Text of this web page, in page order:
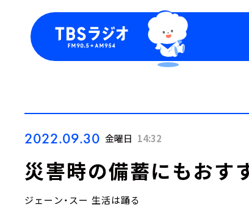
2022.09.30 金曜日 14:32
災害時の備蓄にもおす
ジェーン・スー 生活は踊る